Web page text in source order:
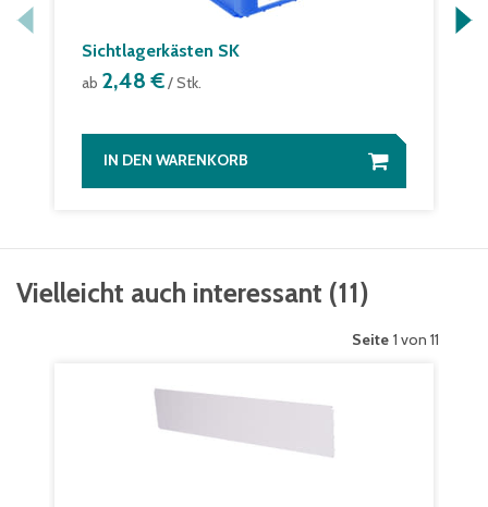
Sichtlagerkästen SK
ab 2,48 €/ Stk.
IN DEN WARENKORB
Vielleicht auch interessant (11)
Seite 1 von 11